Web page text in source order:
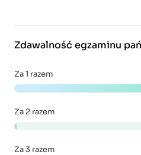
Zdawalność egzaminu
Za 1 razem
Za 2 razem
Za 3 razem